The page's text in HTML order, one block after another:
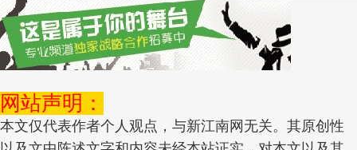
网站声明：
本文仅代表作者个人观点，与新江南网无关。其原创性